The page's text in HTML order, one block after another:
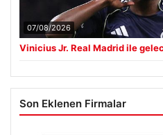
07/08/2026
Vinicius Jr. Real Madrid ile
Son Eklenen Firmalar